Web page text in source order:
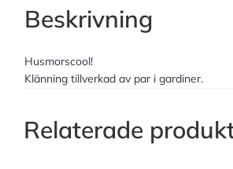
Beskrivning
Husmorscool!
Klänning tillverkad av par i gardiner.
Relaterade